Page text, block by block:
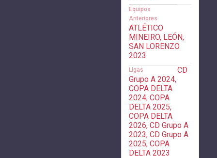
Equipos
Anteriores
ATLÉTICO
MINEIRO, LEÓN,
SAN LORENZO
2023
Ligas
CD
Grupo A 2024,
COPA DELTA
2024, COPA
DELTA 2025,
COPA DELTA
2026, CD Grupo A
2023, CD Grupo A
2025, COPA
DELTA 2023